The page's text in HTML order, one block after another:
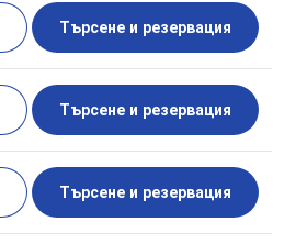
Търсене и резервация
Търсене и резервация
Търсене и резервация